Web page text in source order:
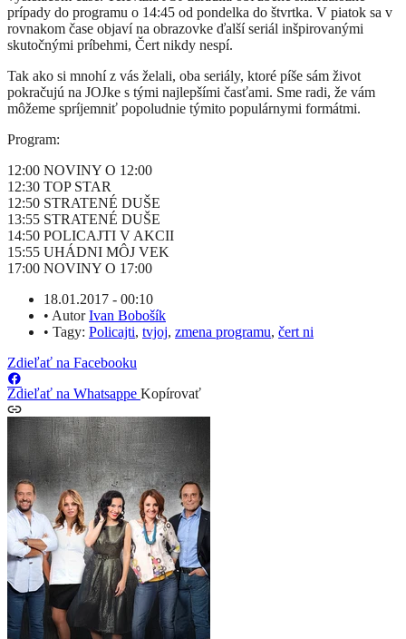
prípady do programu o 14:45 od pondelka do štvrtka. V piatok sa v
rovnakom čase objaví na obrazovke ďalší seriál inšpirovanými
skutočnými príbehmi, Čert nikdy nespí.
Tak ako si mnohí z vás želali, oba seriály, ktoré píše sám život
pokračujú na JOJke s tými najlepšími časťami. Sme radi, že vám
môžeme spríjemniť popoludnie týmito populárnymi formátmi.
Program:
12:00 NOVINY O 12:00
12:30 TOP STAR
12:50 STRATENÉ DUŠE
13:55 STRATENÉ DUŠE
14:50 POLICAJTI V AKCII
15:55 UHÁDNI MÔJ VEK
17:00 NOVINY O 17:00
18.01.2017 - 00:10
• AutorIvan Bobošík
• Tagy: Policajti, tvjoj, zmena programu, čert ni
Zdieľať na Facebooku
Zdieľať na Whatsappe Kopírovať